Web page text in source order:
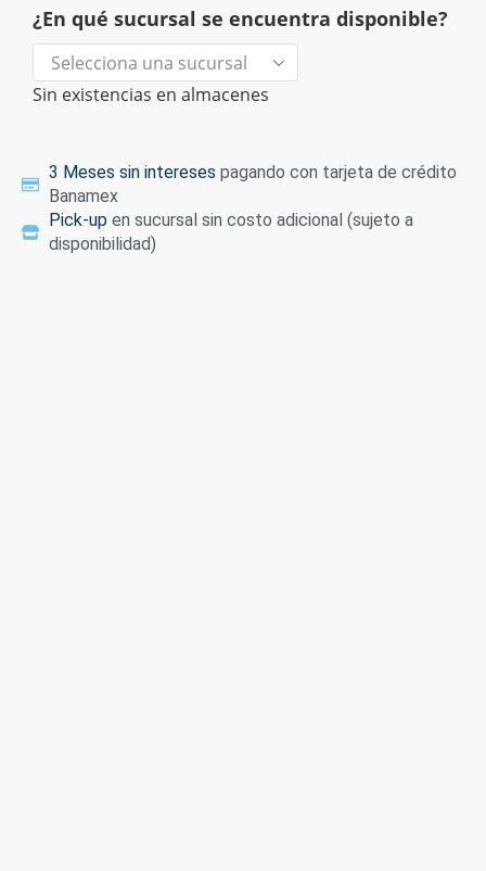
¿En qué sucursal se encuentra disponible?
Sin existencias en almacenes
3 Meses sin intereses pagando con tarjeta de crédito
Banamex
Pick-up en sucursal sin costo adicional (sujeto a
disponibilidad)